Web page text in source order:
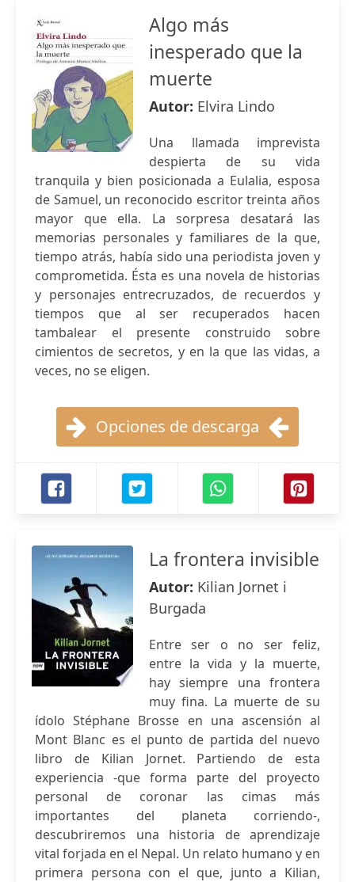
Algo más
inesperado que la
muerte
Autor: Elvira Lindo
Una llamada imprevista
despierta de su vida
tranquila y bien posicionada a Eulalia, esposa
de Samuel, un reconocido escritor treinta años
mayor que ella. La sorpresa desatará las
memorias personales y familiares de la que,
tiempo atrás, había sido una periodista joven y
comprometida. Ésta es una novela de historias
y personajes entrecruzados, de recuerdos y
tiempos que al ser recuperados hacen
tambalear el presente construido sobre
cimientos de secretos, y en la que las vidas, a
veces, no se eligen.
Opciones de descarga
La frontera invisible
Autor: Kilian Jornet i
Burgada
Entre ser o no ser feliz,
entre la vida y la muerte,
hay siempre una frontera
muy fina. La muerte de su
ídolo Stéphane Brosse en una ascensión al
Mont Blanc es el punto de partida del nuevo
libro de Kilian Jornet. Partiendo de esta
experiencia -que forma parte del proyecto
personal de coronar las cimas más
importantes del planeta corriendo-,
descubriremos una historia de aprendizaje
vital forjada en el Nepal. Un relato humano y en
primera persona con el que, junto a Kilian,